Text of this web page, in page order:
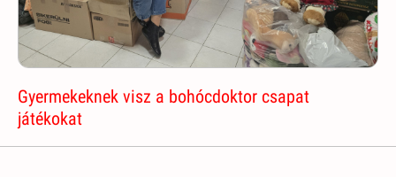
Gyermekeknek visz a bohócdoktor csapat
játékokat